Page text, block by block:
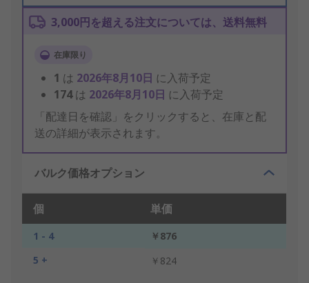
3,000円を超える注文については、送料無料
在庫限り
1 は 2026年8月10日 に入荷予定
174は 2026年8月10日 に入荷予定
「配達日を確認」をクリックすると、在庫と配
送の詳細が表示されます。
バルク価格オプション
個 単価
1 - 4
￥876
5 +
￥824